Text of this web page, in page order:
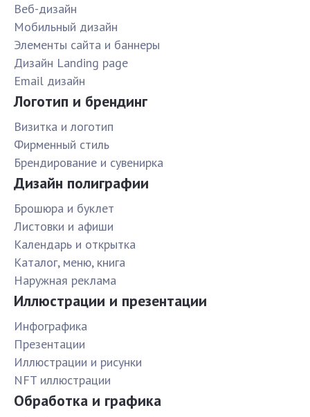
Веб-дизайн
Мобильный дизайн
Элементы сайта и баннеры
Дизайн Landing page
Email дизайн
Логотип и брендинг
Визитка и логотип
Фирменный стиль
Брендирование и сувенирка
Дизайн полиграфии
Брошюра и буклет
Листовки и афиши
Календарь и открытка
Каталог, меню, книга
Наружная реклама
Иллюстрации и презентации
Инфографика
Презентации
Иллюстрации и рисунки
NFT иллюстрации
Обработка и графика